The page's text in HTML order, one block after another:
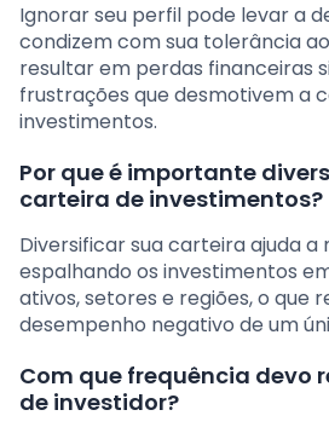
Ignorar seu perfil pode levar a
condizem com sua tolerância
resultar em perdas financeiras
frustrações que desmotivem a
investimentos.
Por que é importante
carteira de investimentos?
Diversificar sua carteira ajuda a
espalhando os investimentos
ativos, setores e regiões, o que
desempenho negativo de um
Com que frequência devo
de investidor?